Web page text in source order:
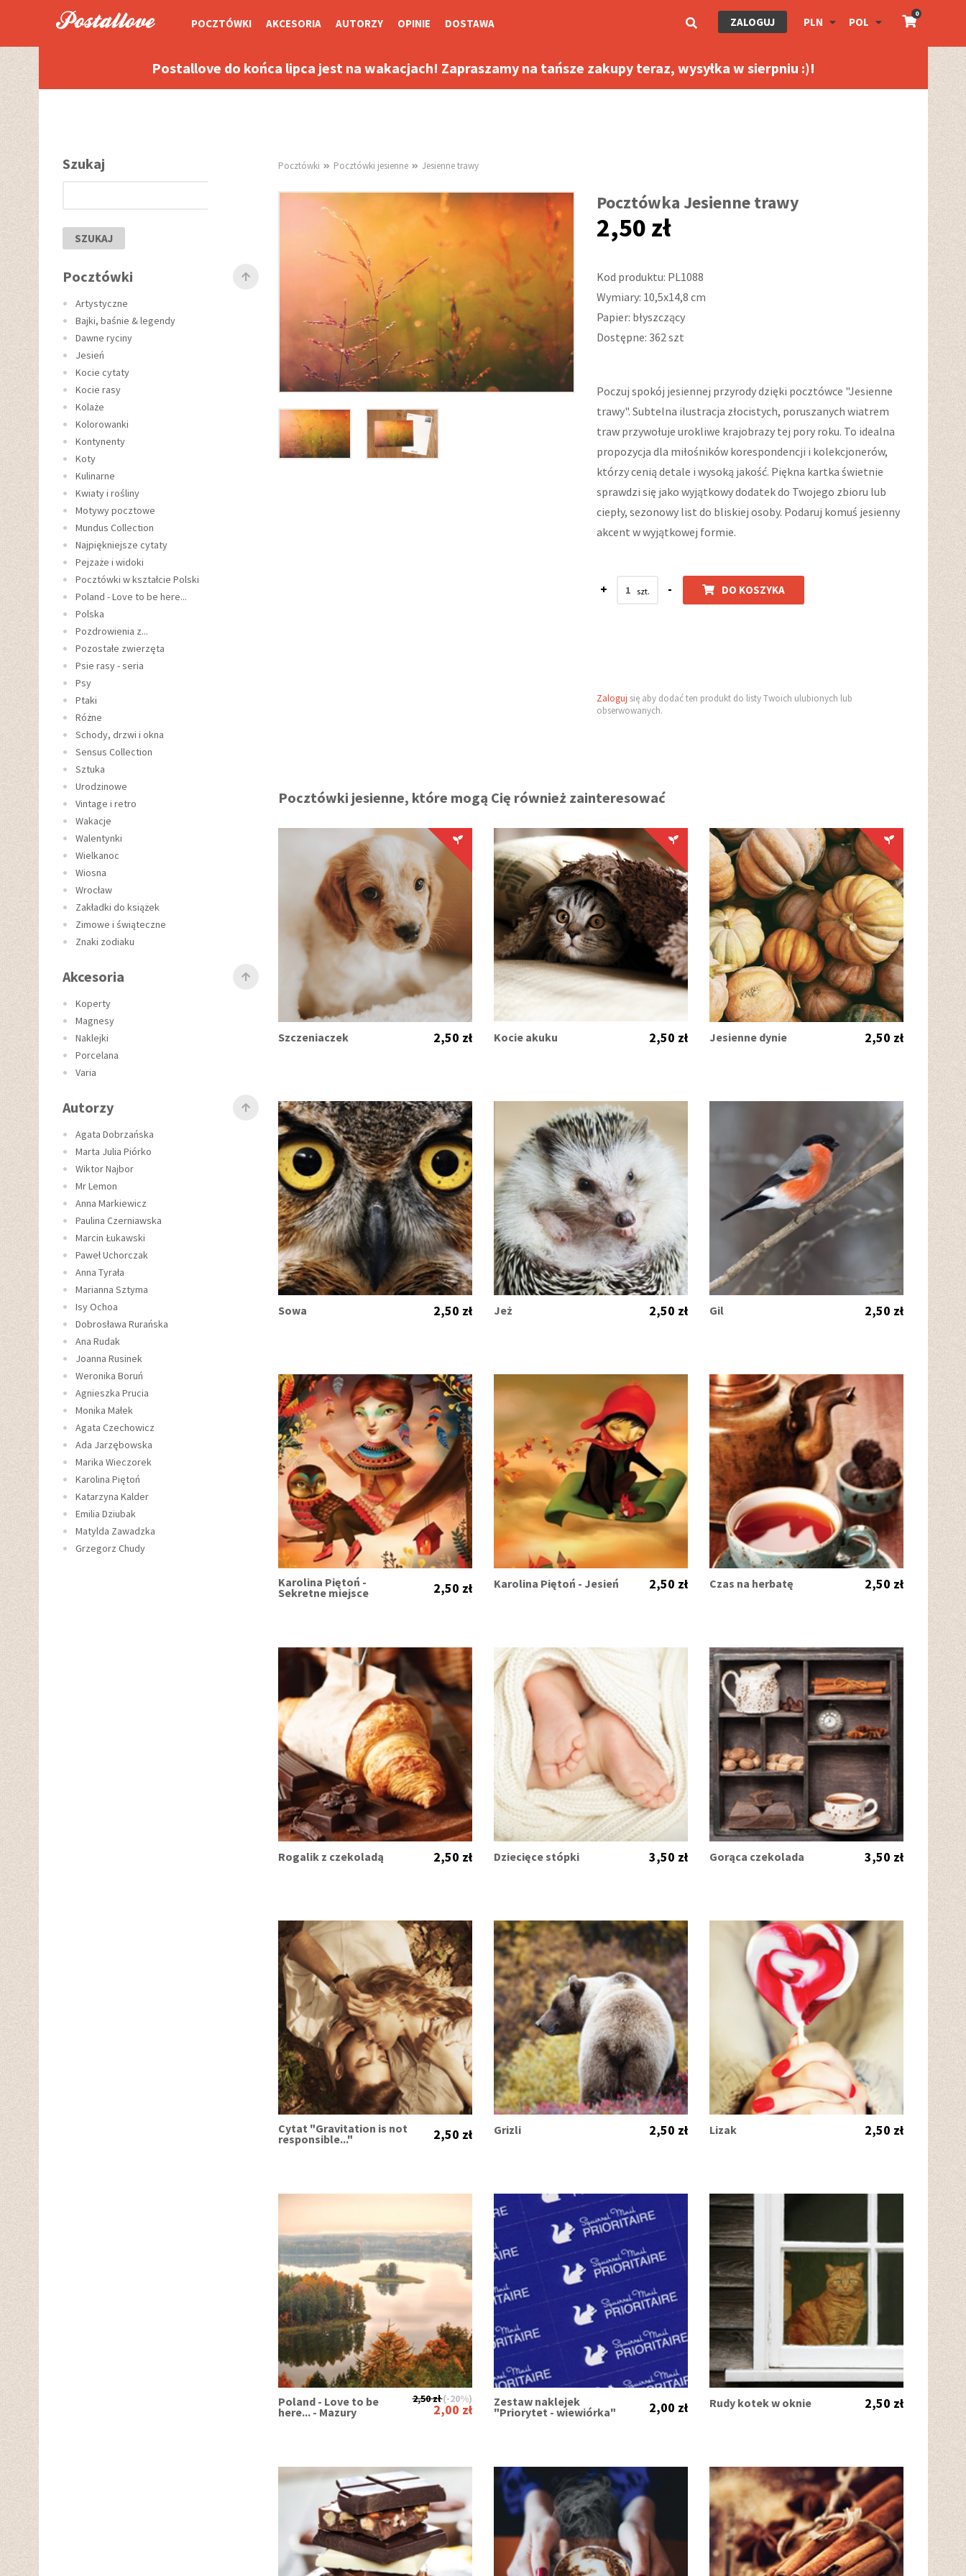
POCZTÓWKI AKCESORIA AUTORZY OPINIE DOSTAWA ZALOGUJ PLN POL
0
Postallove do końca lipca jest na wakacjach! Zapraszamy na tańsze zakupy teraz, wysyłka w sierpniu :)!
Szukaj
SZUKAJ
Pocztówki
Artystyczne
Bajki, baśnie & legendy
Dawne ryciny
Jesień
Kocie cytaty
Kocie rasy
Kolaże
Kolorowanki
Kontynenty
Koty
Kulinarne
Kwiaty i rośliny
Motywy pocztowe
Mundus Collection
Najpiękniejsze cytaty
Pejzaże i widoki
Pocztówki w kształcie Polski
Poland - Love to be here...
Polska
Pozdrowienia z...
Pozostałe zwierzęta
Psie rasy - seria
Psy
Ptaki
Różne
Schody, drzwi i okna
Sensus Collection
Sztuka
Urodzinowe
Vintage i retro
Wakacje
Walentynki
Wielkanoc
Wiosna
Wrocław
Zakładki do książek
Zimowe i świąteczne
Znaki zodiaku
Akcesoria
Koperty
Magnesy
Naklejki
Porcelana
Varia
Autorzy
Agata Dobrzańska
Marta Julia Piórko
Wiktor Najbor
Mr Lemon
Anna Markiewicz
Paulina Czerniawska
Marcin Łukawski
Paweł Uchorczak
Anna Tyrała
Marianna Sztyma
Isy Ochoa
Dobrosława Rurańska
Ana Rudak
Joanna Rusinek
Weronika Boruń
Agnieszka Prucia
Monika Małek
Agata Czechowicz
Ada Jarzębowska
Marika Wieczorek
Karolina Piętoń
Katarzyna Kalder
Emilia Dziubak
Matylda Zawadzka
Grzegorz Chudy
Pocztówki Pocztówki jesienne Jesienne trawy
Pocztówka Jesienne trawy
2,50 zł
Kod produktu: PL1088
Wymiary: 10,5x14,8 cm
Papier: błyszczący
Dostępne: 362 szt
Poczuj spokój jesiennej przyrody dzięki pocztówce "Jesienne
trawy". Subtelna ilustracja złocistych, poruszanych wiatrem
traw przywołuje urokliwe krajobrazy tej pory roku. To idealna
propozycja dla miłośników korespondencji i kolekcjonerów,
którzy cenią detale i wysoką jakość. Piękna kartka świetnie
sprawdzi się jako wyjątkowy dodatek do Twojego zbioru lub
ciepły, sezonowy list do bliskiej osoby. Podaruj komuś jesienny
akcent w wyjątkowej formie.
+ - DO KOSZYKA
Zaloguj się aby dodać ten produkt do listy Twoich ulubionych lub
obserwowanych.
Pocztówki jesienne, które mogą Cię również zainteresować
Szczeniaczek 2,50 zł Kocie akuku 2,50 zł Jesienne dynie 2,50 zł
Sowa 2,50 zł Jeż 2,50 zł Gil 2,50 zł
Karolina Piętoń -
Sekretne miejsce 2,50 zł Karolina Piętoń - Jesień 2,50 zł Czas na herbatę 2,50 zł
Rogalik z czekoladą 2,50 zł Dziecięce stópki 3,50 zł Gorąca czekolada 3,50 zł
Cytat "Gravitation is not
responsible..." 2,50 zł Grizli 2,50 zł Lizak 2,50 zł
Poland - Love to be
here... - Mazury
2,50 zł(-20%)
2,00 zł Zestaw naklejek
"Priorytet - wiewiórka" 2,00 zł Rudy kotek w oknie 2,50 zł